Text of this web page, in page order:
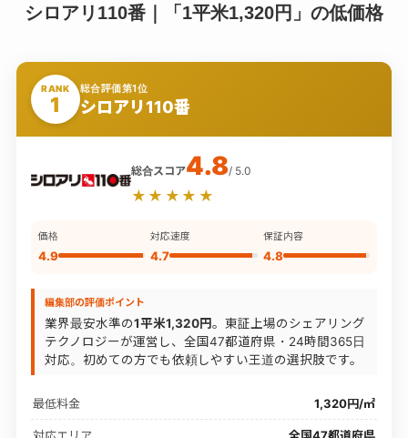
シロアリ110番｜「1平米1,320円」の低価格
RANK
1
総合評価第1位
シロアリ110番
総合スコア4.8/ 5.0
★★★★★
価格
4.9
対応速度
4.7
保証内容
4.8
編集部の評価ポイント
業界最安水準の1平米1,320円。東証上場のシェアリング
テクノロジーが運営し、全国47都道府県・24時間365日
対応。初めての方でも依頼しやすい王道の選択肢です。
最低料金 1,320円/㎡